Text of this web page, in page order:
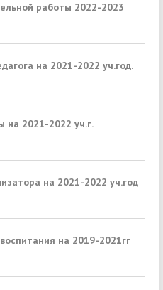
работы 2022-2023
на 2021-2022 уч.год.
на 2021-2022 уч.г.
на 2021-2022 уч.год
на 2019-2021гг